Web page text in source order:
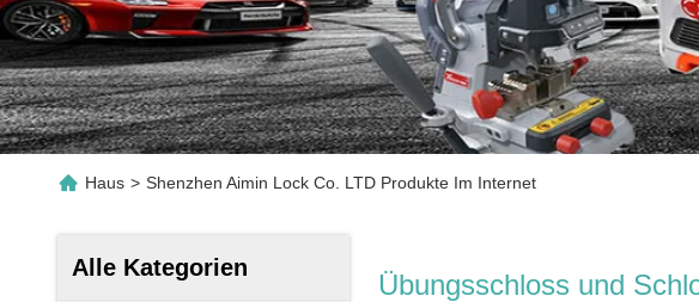
Haus > Shenzhen Aimin Lock Co. LTD Produkte Im Internet
Alle Kategorien
Übungsschloss und